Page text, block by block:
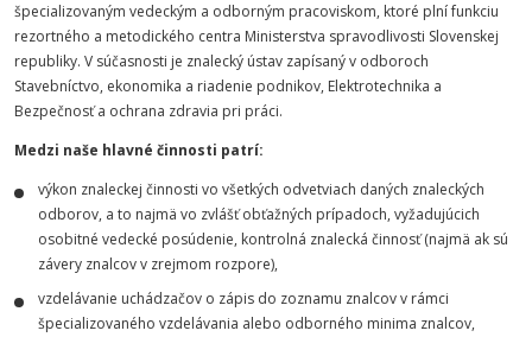
špecializovaným vedeckým a odborným pracoviskom, ktoré plní funkciu
rezortného a metodického centra Ministerstva spravodlivosti Slovenskej
republiky. V súčasnosti je znalecký ústav zapísaný v odboroch
Stavebníctvo, ekonomika a riadenie podnikov, Elektrotechnika a
Bezpečnosť a ochrana zdravia pri práci.
Medzi naše hlavné činnosti patrí:
výkon znaleckej činnosti vo všetkých odvetviach daných znaleckých
odborov, a to najmä vo zvlášť obťažných prípadoch, vyžadujúcich
osobitné vedecké posúdenie, kontrolná znalecká činnosť (najmä ak sú
závery znalcov v zrejmom rozpore),
vzdelávanie uchádzačov o zápis do zoznamu znalcov v rámci
špecializovaného vzdelávania alebo odborného minima znalcov,